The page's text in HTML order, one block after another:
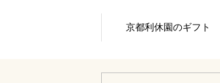
京都利休園のギフト